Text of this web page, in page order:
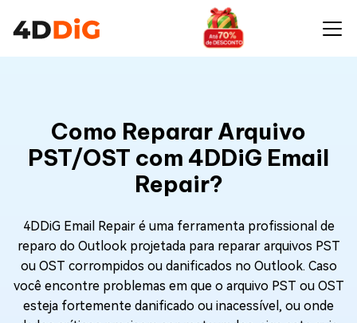
Como Reparar Arquivo
PST/OST com 4DDiG Email
Repair?
4DDiG Email Repair é uma ferramenta profissional de
reparo do Outlook projetada para reparar arquivos PST
ou OST corrompidos ou danificados no Outlook. Caso
você encontre problemas em que o arquivo PST ou OST
esteja fortemente danificado ou inacessível, ou onde